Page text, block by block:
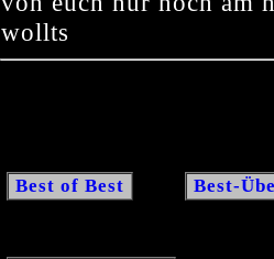
wollts
Best of Best Best-